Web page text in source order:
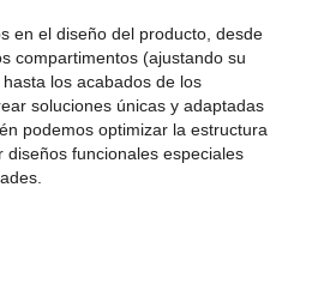
en el diseño del producto, desde
compartimentos (ajustando su
los acabados de los
soluciones únicas y adaptadas
podemos optimizar la estructura
diseños funcionales especiales